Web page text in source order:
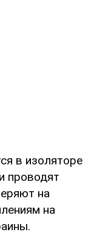
в изоляторе
проводят
на
на